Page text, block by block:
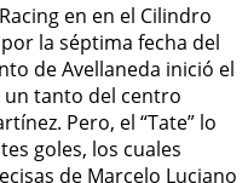
en en el Cilindro
la séptima fecha del
de Avellaneda inició el
tanto del centro
Pero, el “Tate” lo
goles, los cuales
de Marcelo Luciano